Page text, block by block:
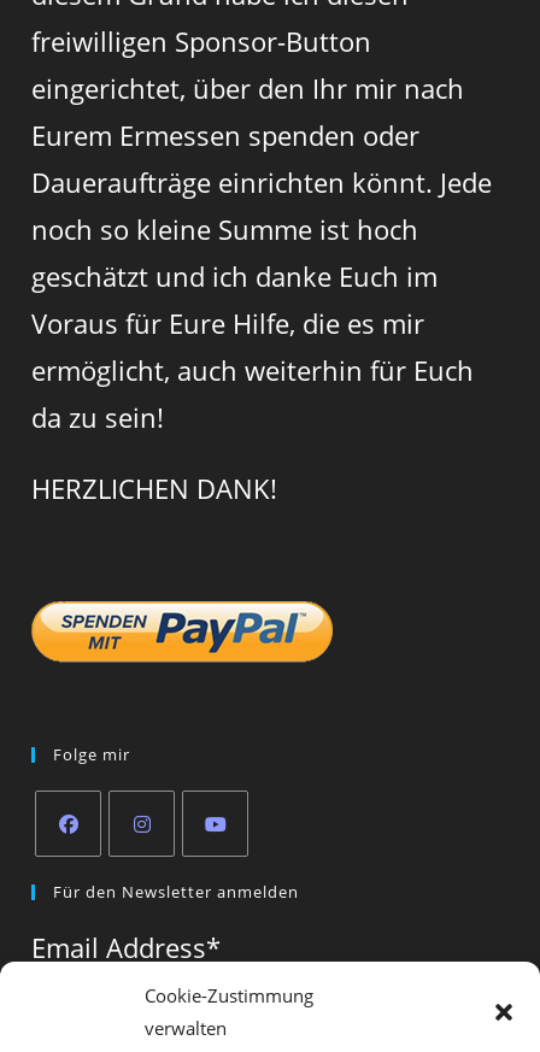
Cookie-Zustimmung
verwalten
freiwilligen Sponsor-Button
eingerichtet, über den Ihr mir nach
Eurem Ermessen spenden oder
Daueraufträge einrichten könnt. Jede
noch so kleine Summe ist hoch
geschätzt und ich danke Euch im
Voraus für Eure Hilfe, die es mir
ermöglicht, auch weiterhin für Euch
da zu sein!
HERZLICHEN DANK!
Folge mir
in
new
in
new
in
new
tab
Für den Newsletter anmelden
Email Address*